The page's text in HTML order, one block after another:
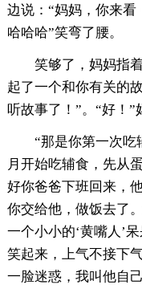
边说：“妈妈，你来看
哈哈哈”笑弯了腰。
笑够了，妈妈指
起了一个和你有关的
听故事了！”。“好！”
“那是你第一次吃
月开始吃辅食，先从
好你爸爸下班回来，
你交给他，做饭去了
一个小小的‘黄嘴人’
笑起来，上气不接下
一脸迷惑，我叫他自